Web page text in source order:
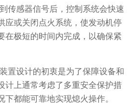
传感器信号后，控制系统会快速
应或关闭点火系统，使发动机停
在极短的时间内完成，以确保紧
置设计的初衷是为了保障设备和
计上通常考虑了多重安全保护措
下都能可靠地实现熄火操作。